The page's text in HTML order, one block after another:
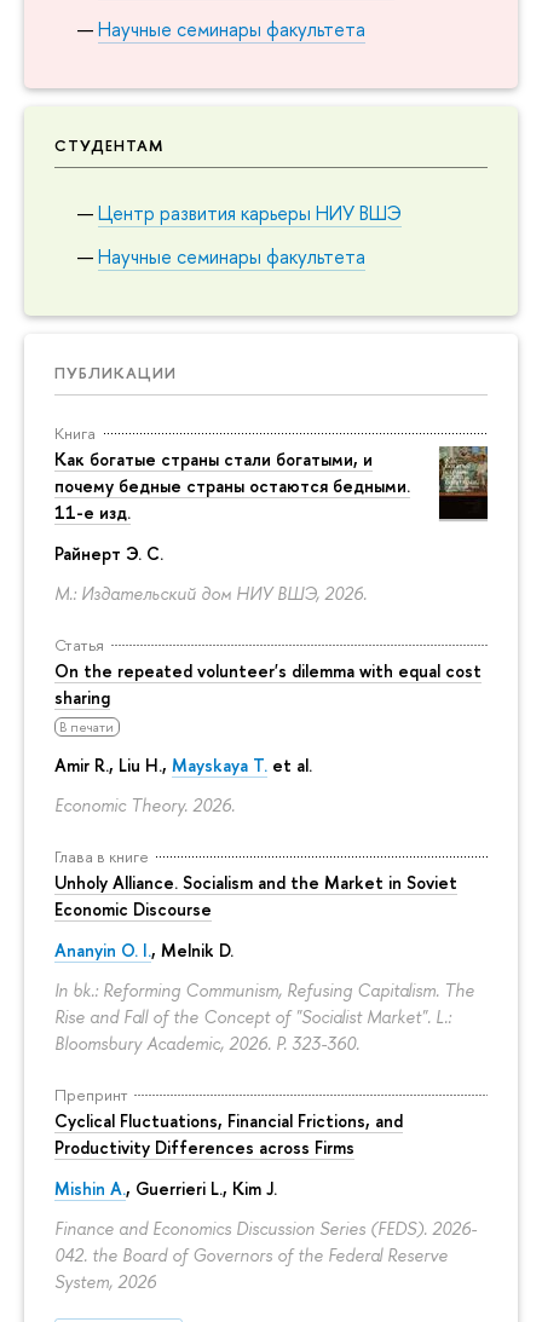
Научные семинары факультета
СТУДЕНТАМ
Центр развития карьеры НИУ ВШЭ
Научные семинары факультета
ПУБЛИКАЦИИ
Книга
Как богатые страны стали богатыми, и
почему бедные страны остаются бедными.
11-е изд.
Райнерт Э. С.
М.: Издательский дом НИУ ВШЭ, 2026.
Статья
On the repeated volunteer's dilemma with equal cost
sharing
В печати
Amir R., Liu H., Mayskaya T. et al.
Economic Theory. 2026.
Глава в книге
Unholy Alliance. Socialism and the Market in Soviet
Economic Discourse
Ananyin O. I., Melnik D.
In bk.: Reforming Communism, Refusing Capitalism. The
Rise and Fall of the Concept of "Socialist Market". L.:
Bloomsbury Academic, 2026. P. 323-360.
Препринт
Cyclical Fluctuations, Financial Frictions, and
Productivity Differences across Firms
Mishin A., Guerrieri L., Kim J.
Finance and Economics Discussion Series (FEDS). 2026-
042. the Board of Governors of the Federal Reserve
System, 2026